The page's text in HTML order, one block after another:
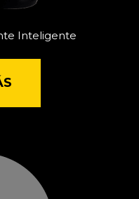
Inteligente